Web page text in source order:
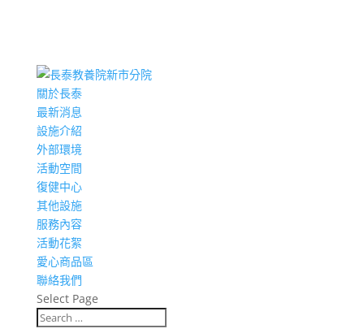
關於長泰
最新消息
設施介紹
外部環境
活動空間
復健中心
其他設施
服務內容
活動花絮
愛心商品區
聯絡我們
Select Page